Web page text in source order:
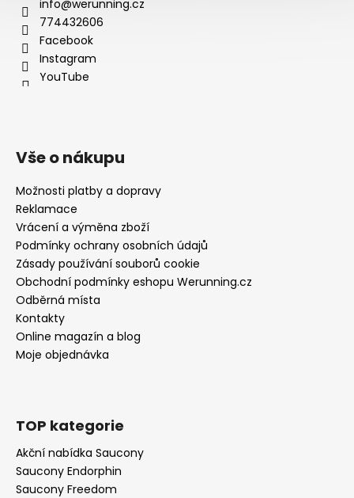
info@werunning.cz
774432606
Facebook
Instagram
YouTube
Vše o nákupu
Možnosti platby a dopravy
Reklamace
Vrácení a výměna zboží
Podmínky ochrany osobních údajů
Zásady používání souborů cookie
Obchodní podmínky eshopu Werunning.cz
Odběrná místa
Kontakty
Online magazín a blog
Moje objednávka
TOP kategorie
Akční nabídka Saucony
Saucony Endorphin
Saucony Freedom